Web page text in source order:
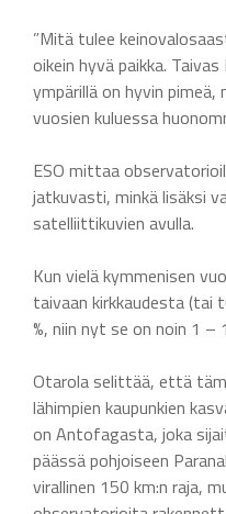
”Mitä tulee
oikein hyvä paikka.
ympärillä on hyvin
vuosien kuluessa
ESO mittaa
jatkuvasti, minkä lisäksi
satelliittikuvien avulla.
Kun vielä kymmenisen
taivaan kirkkaudesta (tai
%, niin nyt se on noin 1 –
Otarola selittää, että
lähimpien kaupunkien
on Antofagasta, joka
päässä pohjoiseen
virallinen 150 km:n raja,